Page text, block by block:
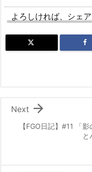
よろしければ、シェ
【FGO日記】#11 「
と

Next